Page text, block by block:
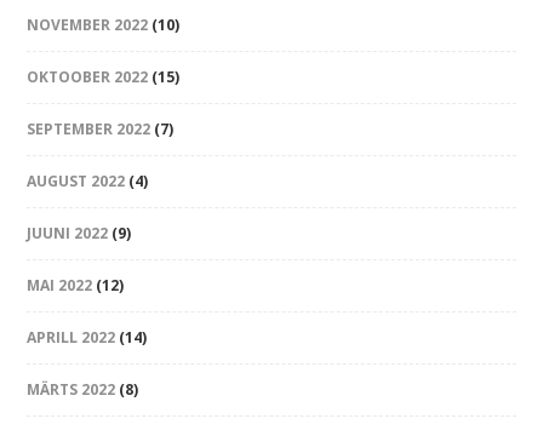
NOVEMBER 2022 (10)
OKTOOBER 2022 (15)
SEPTEMBER 2022 (7)
AUGUST 2022 (4)
JUUNI 2022 (9)
MAI 2022 (12)
APRILL 2022 (14)
MÄRTS 2022 (8)